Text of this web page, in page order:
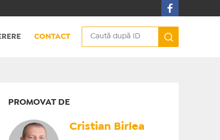
CONTACT
PROMOVAT DE
Cristian ​Birlea